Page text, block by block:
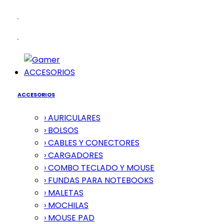
ACCESORIOS
ACCESORIOS
› AURICULARES
› BOLSOS
› CABLES Y CONECTORES
› CARGADORES
› COMBO TECLADO Y MOUSE
› FUNDAS PARA NOTEBOOKS
› MALETAS
› MOCHILAS
› MOUSE PAD